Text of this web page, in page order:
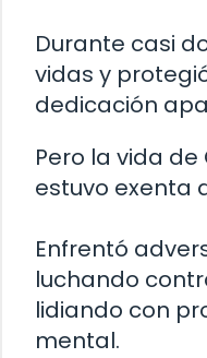
Durante casi
vidas y
dedicación
Pero la vida
estuvo exenta
Enfrentó
luchando
lidiando con
mental.